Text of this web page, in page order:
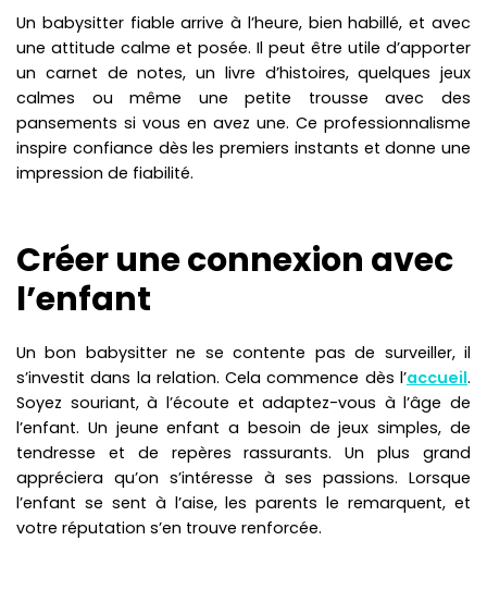
Un babysitter fiable arrive à l’heure, bien habillé, et avec
une attitude calme et posée. Il peut être utile d’apporter
un carnet de notes, un livre d’histoires, quelques jeux
calmes ou même une petite trousse avec des
pansements si vous en avez une. Ce professionnalisme
inspire confiance dès les premiers instants et donne une
impression de fiabilité.
Créer une connexion avec
l’enfant
Un bon babysitter ne se contente pas de surveiller, il
s’investit dans la relation. Cela commence dès l’accueil.
Soyez souriant, à l’écoute et adaptez-vous à l’âge de
l’enfant. Un jeune enfant a besoin de jeux simples, de
tendresse et de repères rassurants. Un plus grand
appréciera qu’on s’intéresse à ses passions. Lorsque
l’enfant se sent à l’aise, les parents le remarquent, et
votre réputation s’en trouve renforcée.